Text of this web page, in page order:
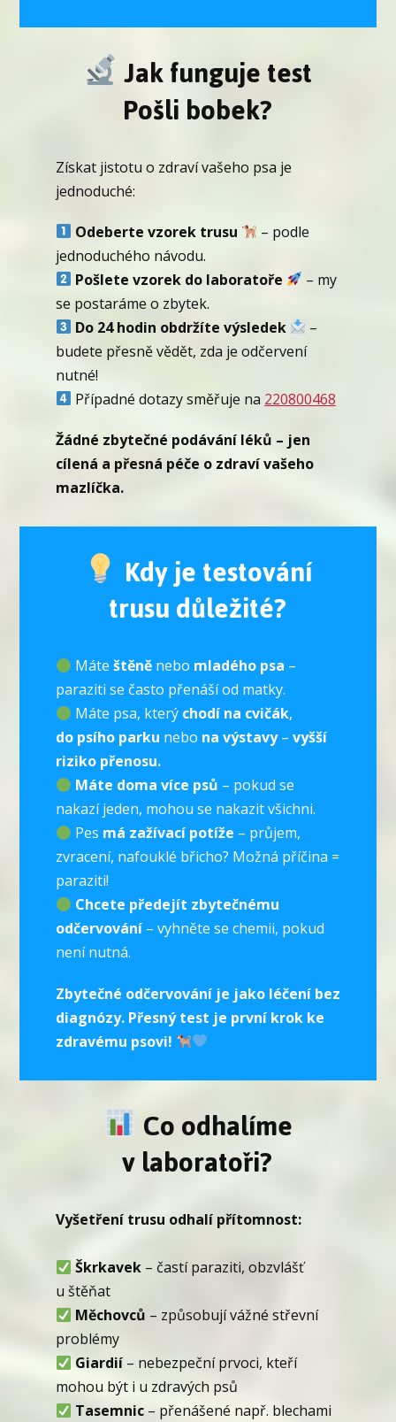
Jak funguje test
Pošli bobek?
Získat jistotu o zdraví vašeho psa je
jednoduché:
Odeberte vzorek trusu
– podle
jednoduchého návodu.
Pošlete vzorek do laboratoře
– my
se postaráme o zbytek.
Do 24 hodin obdržíte výsledek
–
budete přesně vědět, zda je odčervení
nutné!
Případné dotazy směřuje na 220800468
Žádné zbytečné podávání léků – jen
cílená a přesná péče o zdraví vašeho
mazlíčka.
Kdy je testování
trusu důležité?
Máte štěněnebo mladého psa –
paraziti se často přenáší od matky.
Máte psa, který chodí na cvičák,
do psího parku nebo na výstavy– vyšší
riziko přenosu.
Máte doma více psů – pokud se
nakazí jeden, mohou se nakazit všichni.
Pes má zažívací potíže – průjem,
zvracení, nafouklé břicho? Možná příčina =
paraziti!
Chcete předejít zbytečnému
odčervování– vyhněte se chemii, pokud
není nutná.
Zbytečné odčervování je jako léčení bez
diagnózy. Přesný test je první krok ke
zdravému psovi!
Co odhalíme
v laboratoři?
Vyšetření trusu odhalí přítomnost:
Škrkavek– častí paraziti, obzvlášť
u štěňat
Měchovců – způsobují vážné střevní
problémy
Giardií– nebezpeční prvoci, kteří
mohou být i u zdravých psů
Tasemnic– přenášené např. blechami